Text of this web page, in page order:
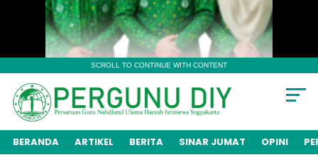
SCROLL TO CONTINUE WITH CONTENT
BERANDA ARTIKEL BERITA SINAR JUMAT OPINI